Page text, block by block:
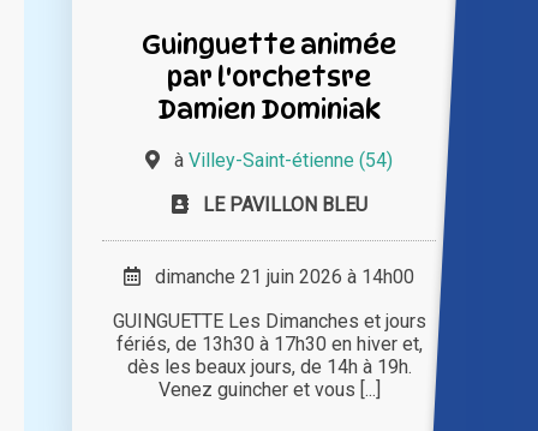
Guinguette animée
par l'orchetsre
Damien Dominiak
à Villey-Saint-étienne (54)
LE PAVILLON BLEU
dimanche 21 juin 2026 à 14h00
GUINGUETTE Les Dimanches et jours
fériés, de 13h30 à 17h30 en hiver et,
dès les beaux jours, de 14h à 19h.
Venez guincher et vous [...]